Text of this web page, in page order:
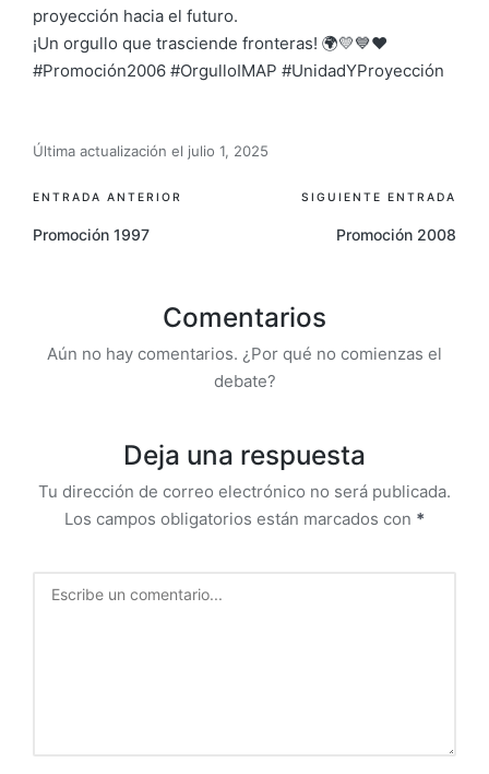
proyección hacia el futuro.
¡Un orgullo que trasciende fronteras! 🌍💛💙❤️
#Promoción2006 #OrgulloIMAP #UnidadYProyección
Última actualización el julio 1, 2025
ENTRADA ANTERIOR
Promoción 1997
SIGUIENTE ENTRADA
Promoción 2008
Comentarios
Aún no hay comentarios. ¿Por qué no comienzas el
debate?
Deja una respuesta
Tu dirección de correo electrónico no será publicada.
Los campos obligatorios están marcados con *